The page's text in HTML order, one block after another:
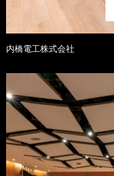
内橋電工株式会社